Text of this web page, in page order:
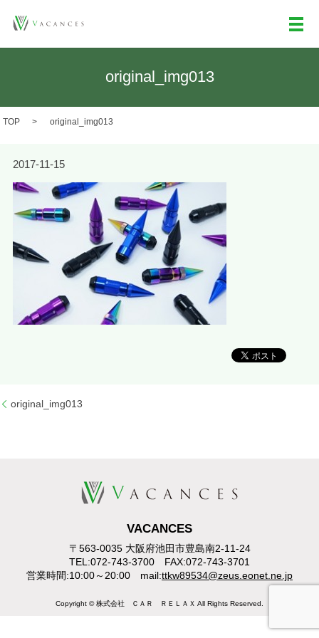
メ
original_img013
TOP original_img013
2017-11-15
original_img013
VACANCES
〒563-0035 大阪府池田市豊島南2-11-24
TEL:072-743-3700 FAX:072-743-3701
営業時間:10:00～20:00 mail:ttkw89534@zeus.eonet.ne.jp
Copyright © 株式会社 ＣＡＲ ＲＥＬＡＸ All Rights Reserved.